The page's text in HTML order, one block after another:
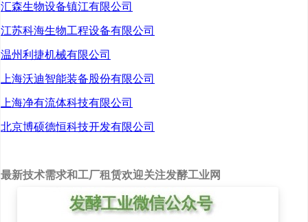
老窖、洋河、北京二锅
老白干、三得利、西凤、
汇森生物设备镇江有限公司
江苏科海生物工程设备有限公司
温州利捷机械有限公司
上海沃迪智能装备股份有限公司
上海净有流体科技有限公司
北京博硕德恒科技开发有限公司
最新技术需求和工厂租赁欢迎关注发酵工业网